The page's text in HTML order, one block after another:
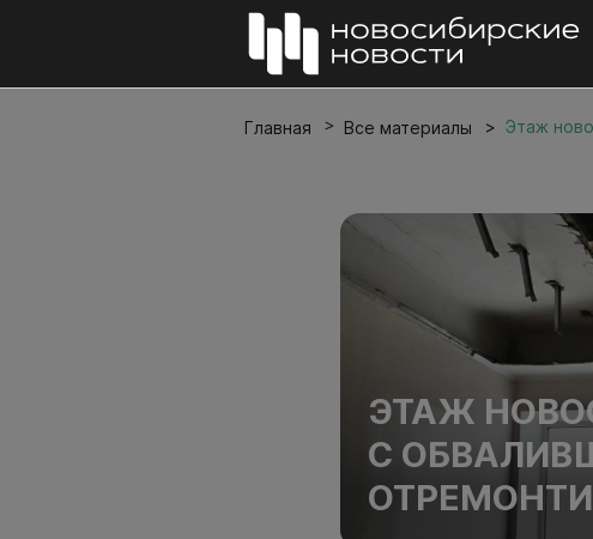
Главная Все материалы Этаж
ЭТАЖ
С